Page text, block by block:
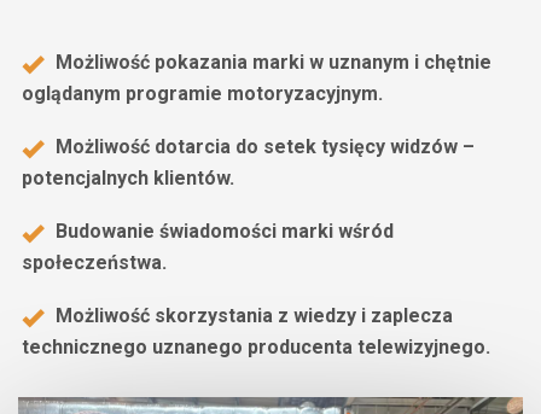
Możliwość pokazania marki w uznanym i chętnie
oglądanym programie motoryzacyjnym.
Możliwość dotarcia do setek tysięcy widzów –
potencjalnych klientów.
Budowanie świadomości marki wśród
społeczeństwa.
Możliwość skorzystania z wiedzy i zaplecza
technicznego uznanego producenta telewizyjnego.